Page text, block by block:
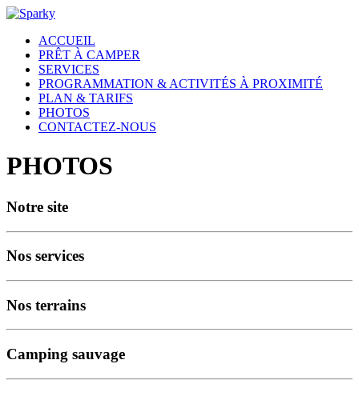
ACCUEIL
PRÊT À CAMPER
SERVICES
PROGRAMMATION & ACTIVITÉS À PROXIMITÉ
PLAN & TARIFS
PHOTOS
CONTACTEZ-NOUS
PHOTOS
Notre site
Nos services
Nos terrains
Camping sauvage